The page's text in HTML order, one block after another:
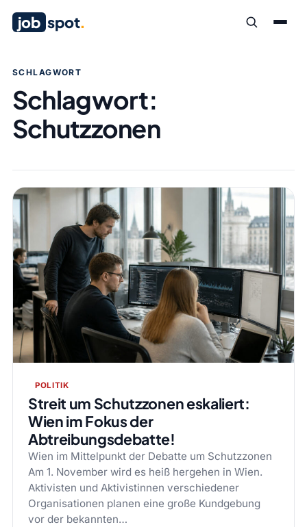
job spot.
SCHLAGWORT
Schlagwort:
Schutzzonen
POLITIK
Streit um Schutzzonen eskaliert:
Wien im Fokus der
Abtreibungsdebatte!
Wien im Mittelpunkt der Debatte um Schutzzonen
Am 1. November wird es heiß hergehen in Wien.
Aktivisten und Aktivistinnen verschiedener
Organisationen planen eine große Kundgebung
vor der bekannten…